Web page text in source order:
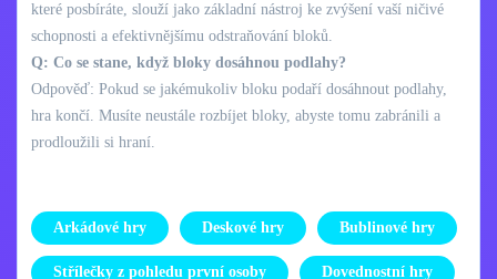
které posbíráte, slouží jako základní nástroj ke zvýšení vaší ničivé
schopnosti a efektivnějšímu odstraňování bloků.
Q: Co se stane, když bloky dosáhnou podlahy?
Odpověď: Pokud se jakémukoliv bloku podaří dosáhnout podlahy,
hra končí. Musíte neustále rozbíjet bloky, abyste tomu zabránili a
prodloužili si hraní.
Arkádové hry Deskové hry Bublinové hry
Střílečky z pohledu první osoby Dovednostní hry